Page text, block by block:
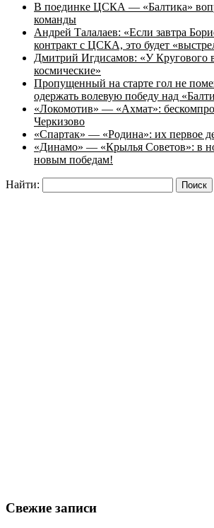
В поединке ЦСКА — «Балтика»
команды
Андрей Талалаев: «Если завтра
контракт с ЦСКА, это будет
Дмитрий Игдисамов: «У Кругового
космические»
Пропущенный на старте гол не
одержать волевую победу над
«Локомотив» — «Ахмат»:
Черкизово
«Спартак» — «Родина»: их первое
«Динамо» — «Крылья Советов»: в
новым победам!
Найти:
Свежие записи